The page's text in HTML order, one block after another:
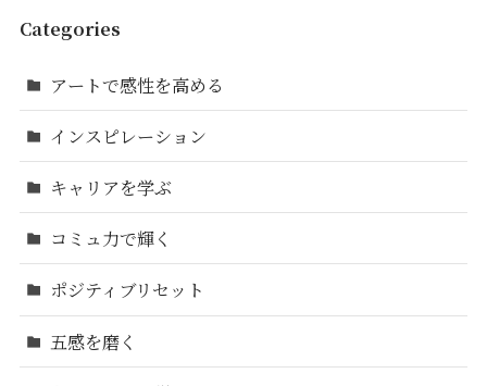
Categories
アートで感性を高める
インスピレーション
キャリアを学ぶ
コミュ力で輝く
ポジティブリセット
五感を磨く